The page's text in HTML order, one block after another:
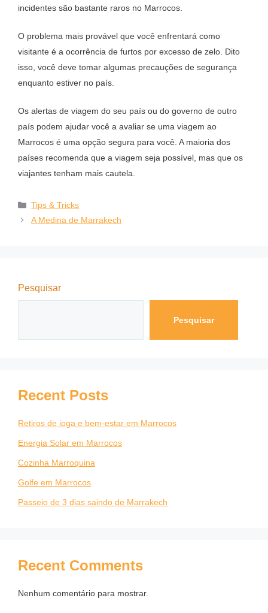
incidentes são bastante raros no Marrocos.
O problema mais provável que você enfrentará como
visitante é a ocorrência de furtos por excesso de zelo. Dito
isso, você deve tomar algumas precauções de segurança
enquanto estiver no país.
Os alertas de viagem do seu país ou do governo de outro
país podem ajudar você a avaliar se uma viagem ao
Marrocos é uma opção segura para você. A maioria dos
países recomenda que a viagem seja possível, mas que os
viajantes tenham mais cautela.
Tips & Tricks
A Medina de Marrakech
Pesquisar
Pesquisar
Recent Posts
Retiros de ioga e bem-estar em Marrocos
Energia Solar em Marrocos
Cozinha Marroquina
Golfe em Marrocos
Passeio de 3 dias saindo de Marrakech
Recent Comments
Nenhum comentário para mostrar.